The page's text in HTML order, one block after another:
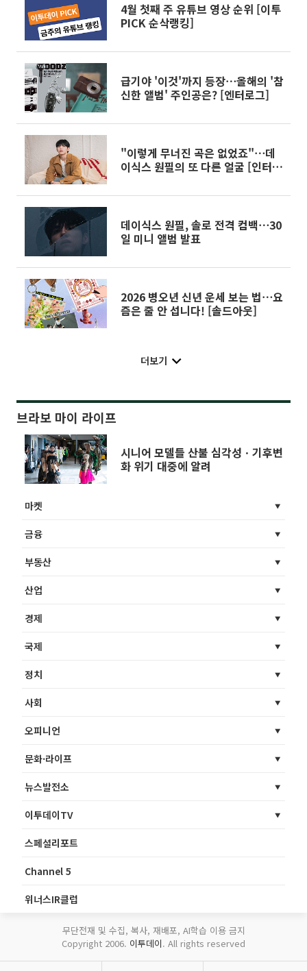
4월 첫째 주 유튜브 영상 순위 [이투
PICK 순삭랭킹]
급기야 '이것'까지 등장⋯올해의 '참
신한 앨범' 주인공은? [엔터로그]
"이렇게 무너진 곡은 없었죠"⋯데
이식스 원필의 또 다른 얼굴 [인터
데이식스 원필, 솔로 전격 컴백⋯30
일 미니 앨범 발표
2026 병오년 신년 운세 보는 법⋯요
즘은 줄 안 섭니다! [솔드아웃]
더보기
브라보 마이 라이프
시니어 모델들 산불 심각성ㆍ기후변
화 위기 대중에 알려
마켓
금융
부동산
산업
경제
국제
정치
사회
오피니언
문화·라이프
뉴스발전소
이투데이TV
스페셜리포트
Channel 5
위너스IR클럽
무단전재 및 수집, 복사, 재배포, AI학습 이용 금지
Copyright 2006. 이투데이. All rights reserved